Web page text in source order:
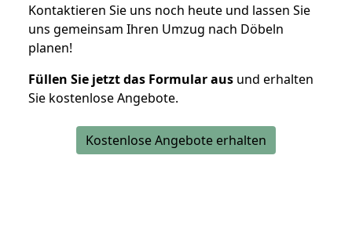
Kontaktieren Sie uns noch heute und lassen Sie
uns gemeinsam Ihren Umzug nach Döbeln
planen!
Füllen Sie jetzt das Formular aus und erhalten
Sie kostenlose Angebote.
Kostenlose Angebote erhalten